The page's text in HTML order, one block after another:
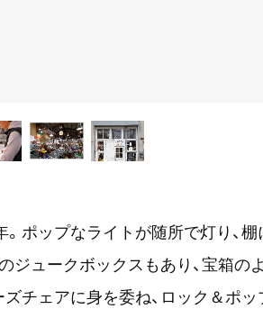
ポップなライトが随所で灯り、
ジュークボックスもあり、宝箱
チェアに身を委ね、ロック＆ポ